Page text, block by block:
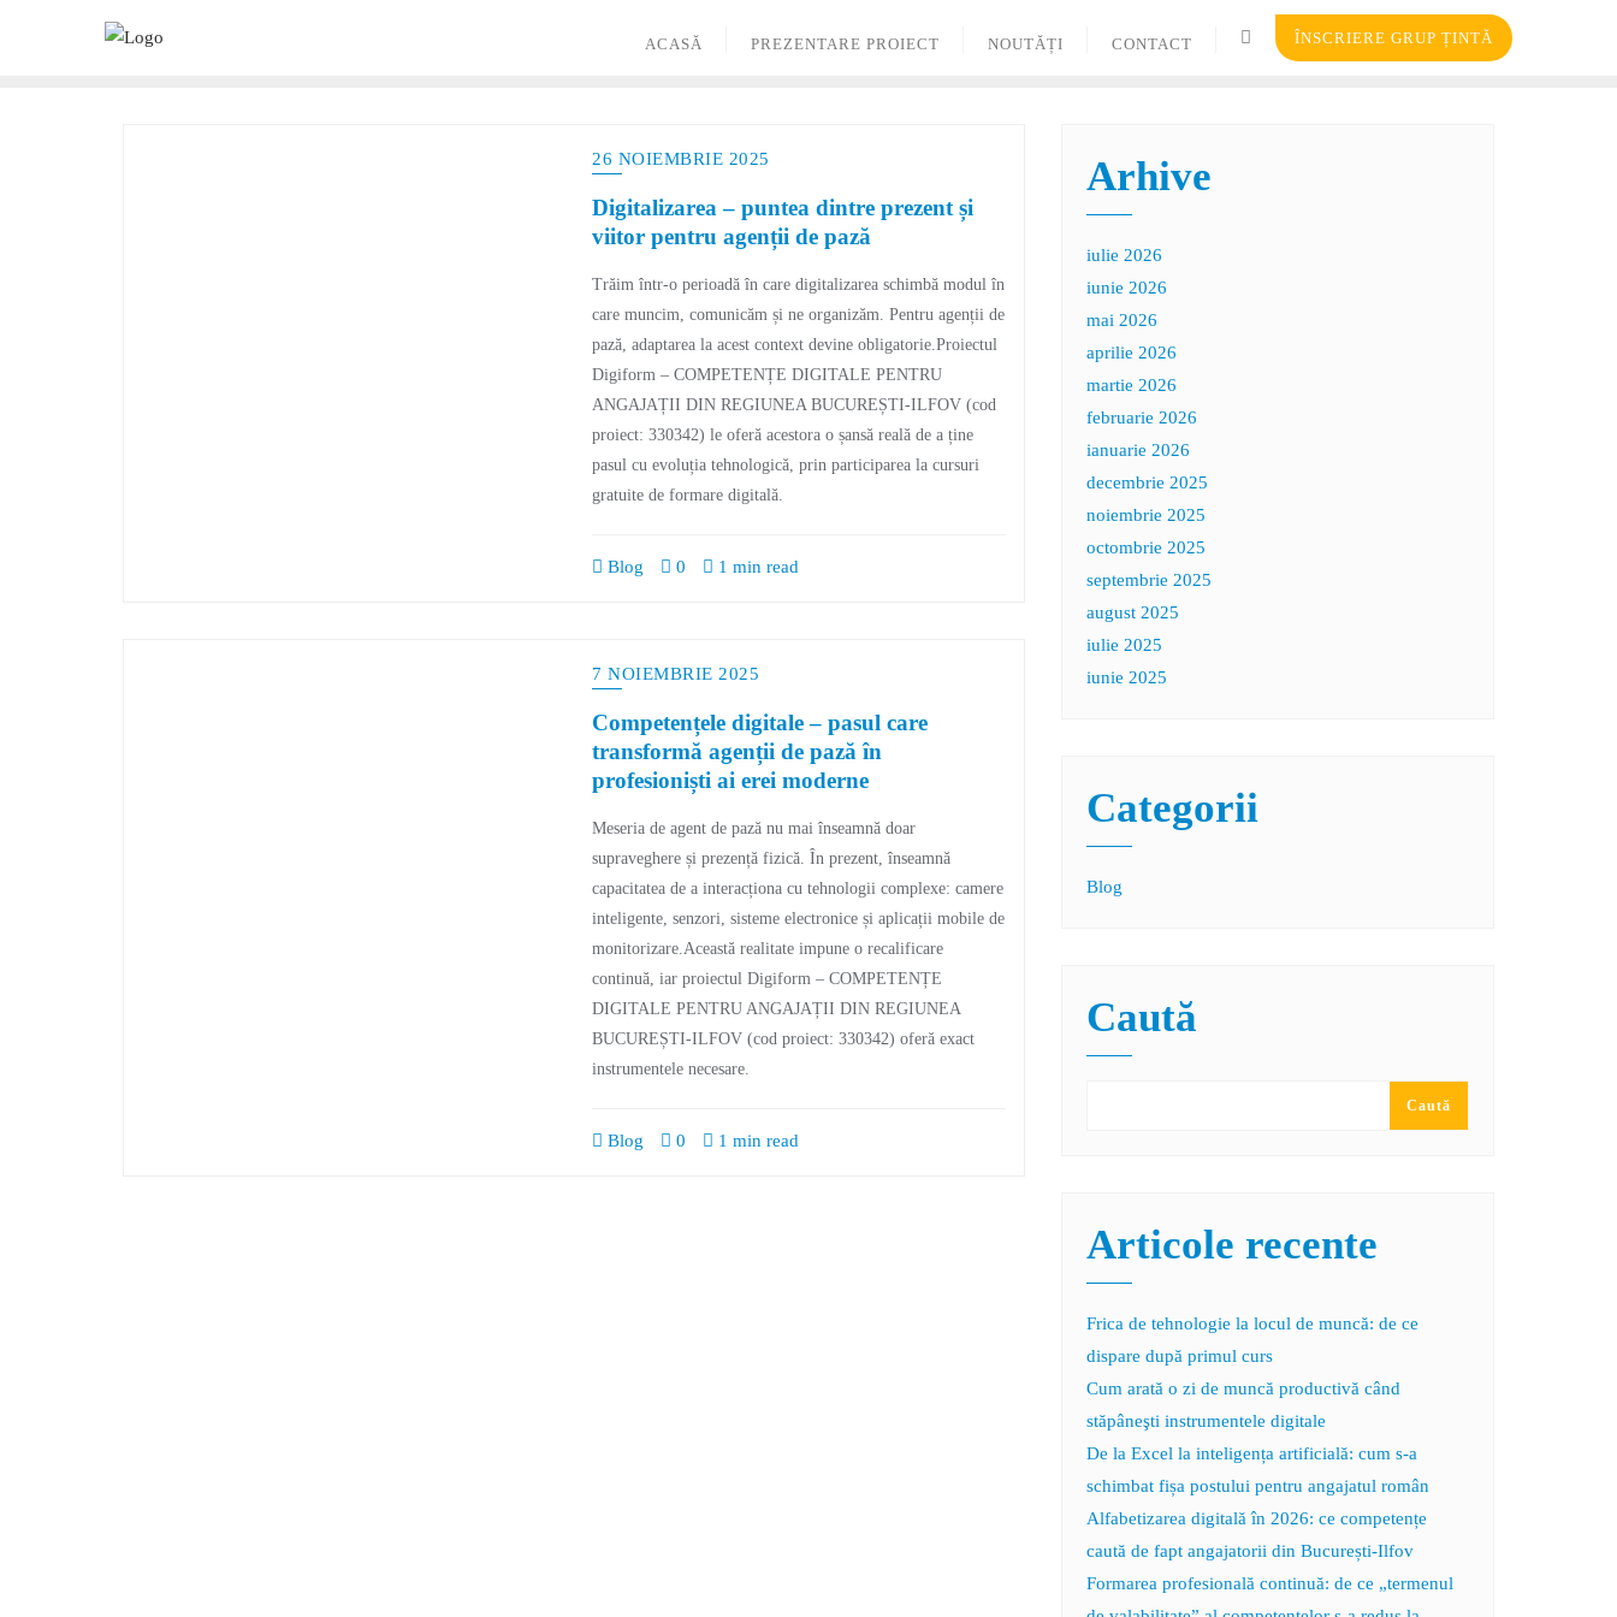
ACASĂ PREZENTARE PROIECT NOUTĂȚI CONTACT ÎNSCRIERE GRUP ȚINTĂ
26 NOIEMBRIE 2025
Digitalizarea – puntea dintre prezent și
viitor pentru agenții de pază
Trăim într-o perioadă în care digitalizarea schimbă modul în
care muncim, comunicăm și ne organizăm. Pentru agenții de
pază, adaptarea la acest context devine obligatorie.Proiectul
Digiform – COMPETENȚE DIGITALE PENTRU
ANGAJAȚII DIN REGIUNEA BUCUREȘTI-ILFOV (cod
proiect: 330342) le oferă acestora o șansă reală de a ține
pasul cu evoluția tehnologică, prin participarea la cursuri
gratuite de formare digitală.
Blog 0 1 min read
7 NOIEMBRIE 2025
Competențele digitale – pasul care
transformă agenții de pază în
profesioniști ai erei moderne
Meseria de agent de pază nu mai înseamnă doar
supraveghere și prezență fizică. În prezent, înseamnă
capacitatea de a interacționa cu tehnologii complexe: camere
inteligente, senzori, sisteme electronice și aplicații mobile de
monitorizare.Această realitate impune o recalificare
continuă, iar proiectul Digiform – COMPETENȚE
DIGITALE PENTRU ANGAJAȚII DIN REGIUNEA
BUCUREȘTI-ILFOV (cod proiect: 330342) oferă exact
instrumentele necesare.
Blog 0 1 min read
Arhive
iulie 2026
iunie 2026
mai 2026
aprilie 2026
martie 2026
februarie 2026
ianuarie 2026
decembrie 2025
noiembrie 2025
octombrie 2025
septembrie 2025
august 2025
iulie 2025
iunie 2025
Categorii
Blog
Caută
Caută
Articole recente
Frica de tehnologie la locul de muncă: de ce
dispare după primul curs
Cum arată o zi de muncă productivă când
stăpâneşti instrumentele digitale
De la Excel la inteligența artificială: cum s-a
schimbat fișa postului pentru angajatul român
Alfabetizarea digitală în 2026: ce competențe
caută de fapt angajatorii din București-Ilfov
Formarea profesională continuă: de ce „termenul